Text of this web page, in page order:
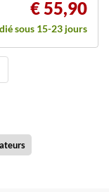
€ 55,90
sous 15-23 jours